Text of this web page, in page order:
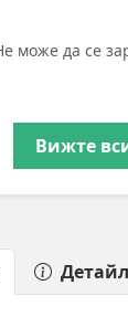
може да се
Вижте